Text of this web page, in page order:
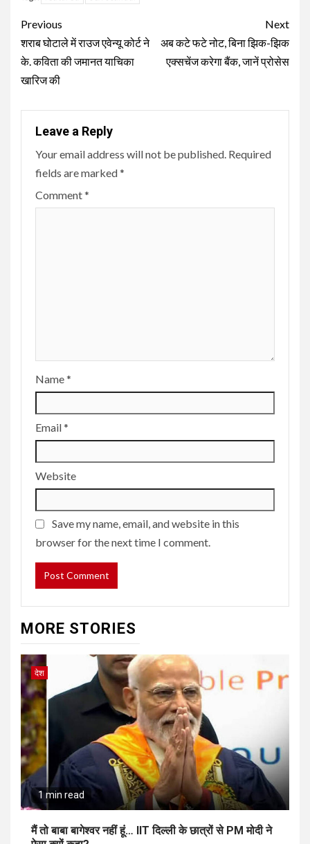
Continue
Reading
Previous
शराब घोटाले में राउज एवेन्यू कोर्ट ने
के. कविता की जमानत याचिका
खारिज की
Next
अब कटे फटे नोट, बिना झिक-झिक
एक्सचेंज करेगा बैंक, जानें प्रोसेस
Leave a Reply
Your email address will not be published. Required
fields are marked*
Comment*
Name*
Email*
Website
Save my name, email, and website in this
browser for the next time I comment.
MORE STORIES
देश
1 min read
मैं तो बाबा बागेश्वर नहीं हूं… IIT दिल्ली के छात्रों से PM मोदी ने